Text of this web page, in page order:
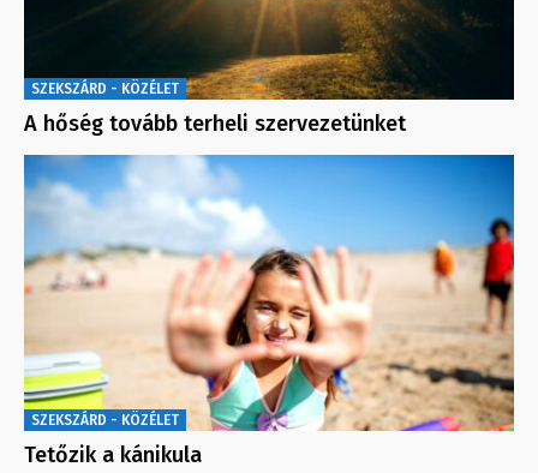
SZEKSZÁRD - KÖZÉLET
A hőség tovább terheli szervezetünket
SZEKSZÁRD - KÖZÉLET
Tetőzik a kánikula